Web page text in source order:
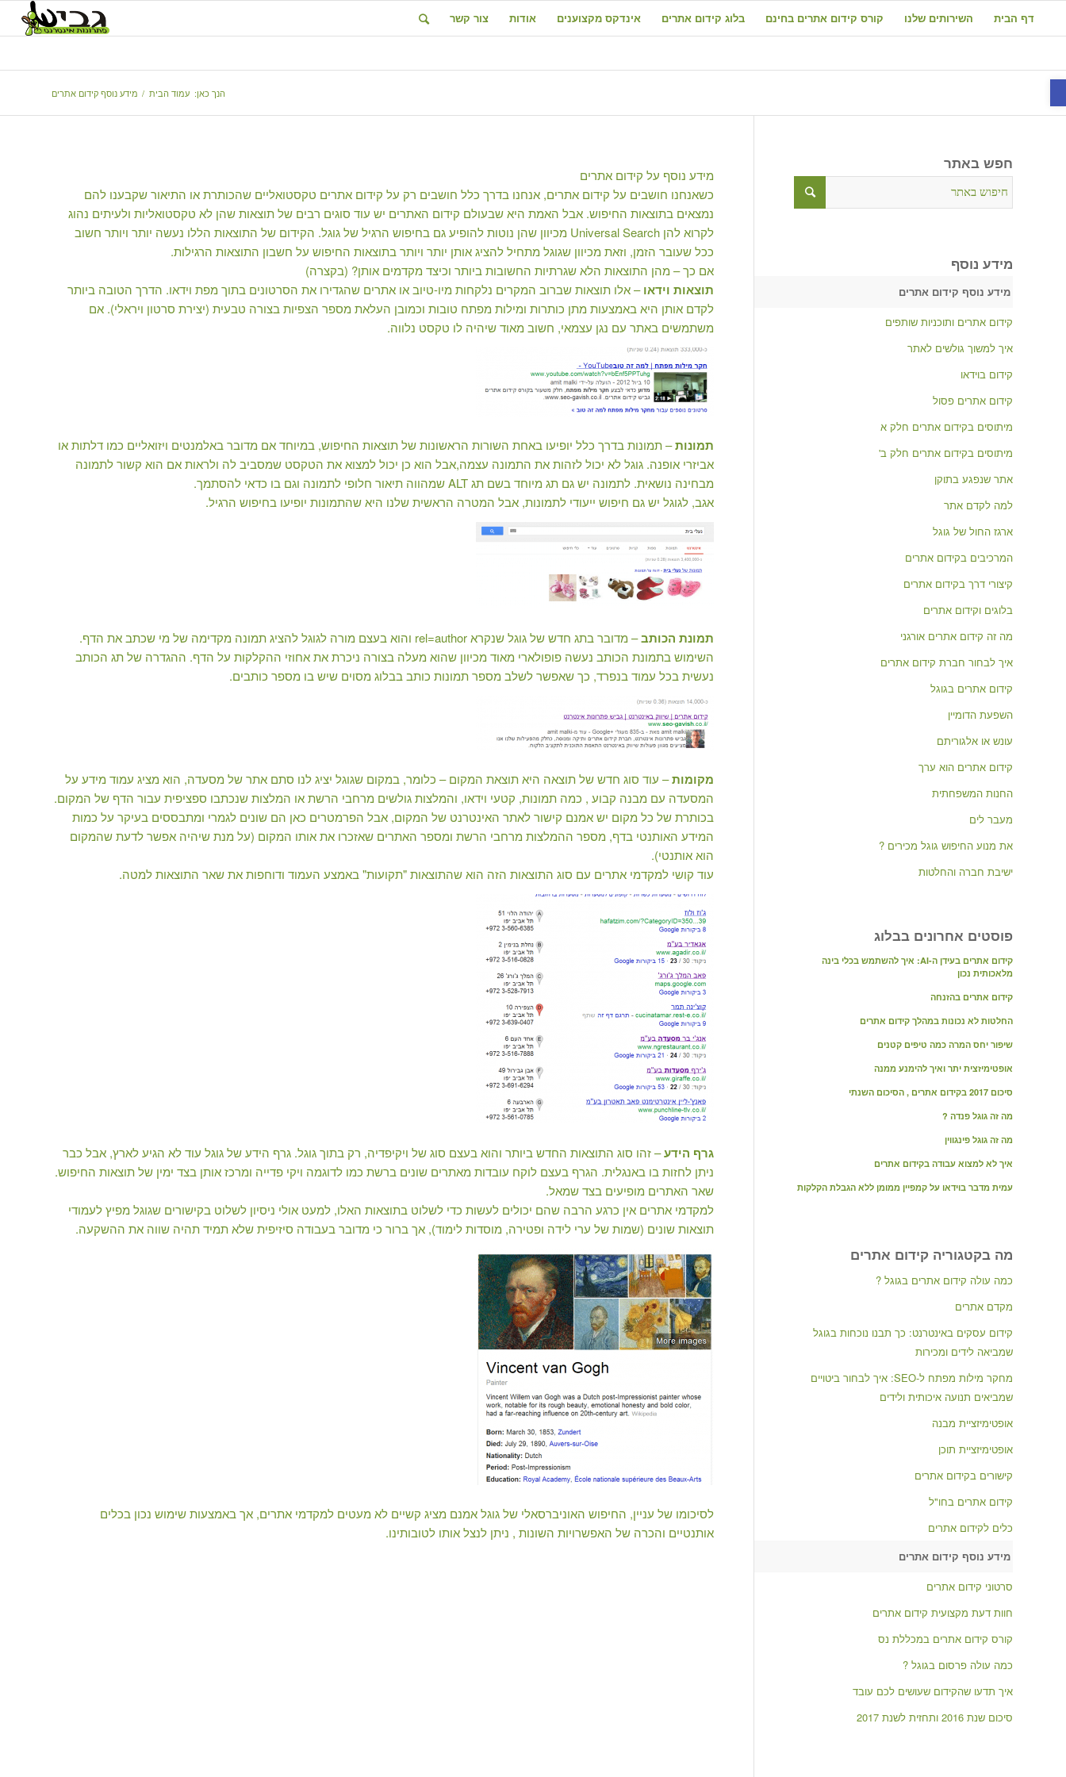
פתח סרגל נגישות
דף הבית השירותים שלנו קורס קידום אתרים בחינם בלוג קידום אתרים אינדקס מקצוענים אודות צור קשר
הנך כאן: עמוד הבית / מידע נוסף קידום אתרים
מידע נוסף על קידום אתרים
כשאנחנו חושבים על קידום אתרים, אנחנו בדרך כלל חושבים רק על קידום אתרים טקסטואליים שהכותרת או התיאור שקבענו להם
נמצאים בתוצאות החיפוש. אבל האמת היא שבעולם קידום האתרים יש עוד סוגים רבים של תוצאות שהן לא טקסטואליות ולעיתים נהוג
לקרוא להן Universal Search מכיוון שהן נוטות להופיע גם בחיפוש הרגיל של גוגל. הקידום של התוצאות הללו נעשה יותר ויותר חשוב
ככל שעובר הזמן, וזאת מכיוון שגוגל מתחיל להציג אותן יותר ויותר בתוצאות החיפוש על חשבון התוצאות הרגילות.
אם כך – מהן התוצאות הלא שגרתיות החשובות ביותר וכיצד מקדמים אותן? (בקצרה)
תוצאות וידאו– אלו תוצאות שברוב המקרים נלקחות מיו-טיוב או אתרים שהגדירו את הסרטונים בתוך מפת וידאו. הדרך הטובה ביותר
לקדם אותן היא באמצעות מתן כותרות ומילות מפתח טובות וכמובן העלאת מספר הצפיות בצורה טבעית (יצירת סרטון ויראלי). אם
משתמשים באתר עם נגן עצמאי, חשוב מאוד שיהיה לו טקסט נלווה.
תמונות– תמונות בדרך כלל יופיעו באחת השורות הראשונות של תוצאות החיפוש, במיוחד אם מדובר באלמנטים ויזואליים כמו דלתות או
אביזרי אופנה. גוגל לא יכול לזהות את התמונה עצמה,אבל הוא כן יכול למצוא את הטקסט שמסביב לה ולראות אם הוא קשור לתמונה
מבחינה נושאית. לתמונה יש גם תג מיוחד בשם תג ALT שמהווה תיאור חלופי לתמונה וגם בו כדאי להסתמך.
אגב, לגוגל יש גם חיפוש ייעודי לתמונות, אבל המטרה הראשית שלנו היא שהתמונות יופיעו בחיפוש הרגיל.
תמונת הכותב
– מדובר בתג חדש של גוגל שנקרא rel=author והוא בעצם מורה לגוגל להציג תמונה מקדימה של מי שכתב את הדף.
השימוש בתמונת הכותב נעשה פופולארי מאוד מכיוון שהוא מעלה בצורה ניכרת את אחוזי ההקלקות על הדף. ההגדרה של תג הכותב
נעשית בכל עמוד בנפרד, כך שאפשר לשלב מספר תמונות כותב בבלוג מסוים שיש בו מספר כותבים.
מקומות– עוד סוג חדש של תוצאה היא תוצאת המקום – כלומר, במקום שגוגל יציג לנו סתם אתר של מסעדה, הוא מציג עמוד מידע על
המסעדה עם מבנה קבוע , כמה תמונות, קטעי וידאו, והמלצות גולשים מרחבי הרשת או המלצות שנכתבו ספציפית עבור הדף של המקום.
בכותרת של כל מקום יש אמנם קישור לאתר האינטרנט של המקום, אבל הפרמטרים כאן הם שונים לגמרי ומתבססים בעיקר על כמות
המידע האותנטי בדף, מספר ההמלצות מרחבי הרשת ומספר האתרים שאזכרו את אותו המקום (על מנת שיהיה אפשר לדעת שהמקום
הוא אותנטי).
עוד קושי למקדמי אתרים עם סוג התוצאות הזה הוא שהתוצאות "תקועות" באמצע העמוד ודוחפות את שאר התוצאות למטה.
גרף הידע– זהו סוג התוצאות החדש ביותר והוא בעצם סוג של ויקיפדיה, רק בתוך גוגל. גרף הידע של גוגל עוד לא הגיע לארץ, אבל כבר
ניתן לחזות בו באנגלית. הגרף בעצם לוקח עובדות מאתרים שונים ברשת כמו לדוגמה ויקי פדייה ומרכז אותן בצד ימין של תוצאות החיפוש.
שאר האתרים מופיעים בצד שמאל.
למקדמי אתרים אין כרגע הרבה שהם יכולים לעשות כדי לשלוט בתוצאות האלו, למעט אולי ניסיון לשלוט בקישורים שגוגל מפיץ לעמודי
תוצאות שונים (שמות של ערי לידה ופטירה, מוסדות לימוד), אך ברור כי מדובר בעבודה סיזיפית שלא תמיד תהיה שווה את ההשקעה.
לסיכומו של עניין, החיפוש האוניברסאלי של גוגל אמנם מציג קשיים לא מעטים למקדמי אתרים, אך באמצעות שימוש נכון בכלים
אותנטיים והכרה של האפשרויות השונות , ניתן לנצל אותו לטובותינו.
חפש באתר
מידע נוסף
מידע נוסף קידום אתרים
קידום אתרים ותוכניות שותפים
איך למשוך גולשים לאתר
קידום בוידאו
קידום אתרים פסול
מיתוסים בקידום אתרים חלק א
מיתוסים בקידום אתרים חלק ב'
אתר שנפגע בתוקן
למה לקדם אתר
ארגז החול של גוגל
המרכיבים בקידום אתרים
קיצורי דרך בקידום אתרים
בלוגים וקידום אתרים
מה זה קידום אתרים אורגני
איך לבחור חברת קידום אתרים
קידום אתרים בגוגל
השפעת הדומיין
עונש או אלגוריתם
קידום אתרים הוא ערך
החנות המשפחתית
מעבר לים
את מנוע החיפוש גוגל מכירים ?
ישיבת חברה והחלטות
פוסטים אחרונים בבלוג
קידום אתרים בעידן ה-AI: איך להשתמש בכלי בינה
מלאכותית נכון
קידום אתרים בהזנחה
החלטות לא נכונות במהלך קידום אתרים
שיפור יחס המרה כמה טיפים קטנים
אופטימיזצית יתר ואיך להימנע ממנה
סיכום 2017 בקידום אתרים , הסיכום השנתי
מה זה גוגל פנדה ?
מה זה גוגל פינגווין
איך לא למצוא עבודה בקידום אתרים
עמית מדבר בוידאו על קמפיין ממומן ללא הגבלת הקלקות
מה בקטגוריה קידום אתרים
כמה עולה קידום אתרים בגוגל ?
מקדם אתרים
קידום עסקים באינטרנט: כך תבנו נוכחות בגוגל
שמביאה לידים ומכירות
מחקר מילות מפתח ל-SEO: איך לבחור ביטויים
שמביאים תנועה איכותית ולידים
אופטימיזציית מבנה
אופטימיזציית תוכן
קישורים בקידום אתרים
קידום אתרים בחו"ל
כלים לקידום אתרים
מידע נוסף קידום אתרים
סרטוני קידום אתרים
חוות דעת מקצועית קידום אתרים
קורס קידום אתרים במכללת נס
כמה עולה פרסום בגוגל ?
איך תדעו שהקידום שעושים לכם עובד
סיכום שנת 2016 ותחזית לשנת 2017